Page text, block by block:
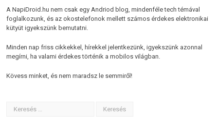
A NapiDroid.hu nem csak egy Andriod blog, mindenféle tech témával
foglalkozunk, és az okostelefonok mellett számos érdekes elektronikai
kütyüt igyekszünk bemutatni.
Minden nap friss cikkekkel, hírekkel jelentkezünk, igyekszünk azonnal
megírni, ha valami érdekes történik a mobilos világban.
Kövess minket, és nem maradsz le semmiről!